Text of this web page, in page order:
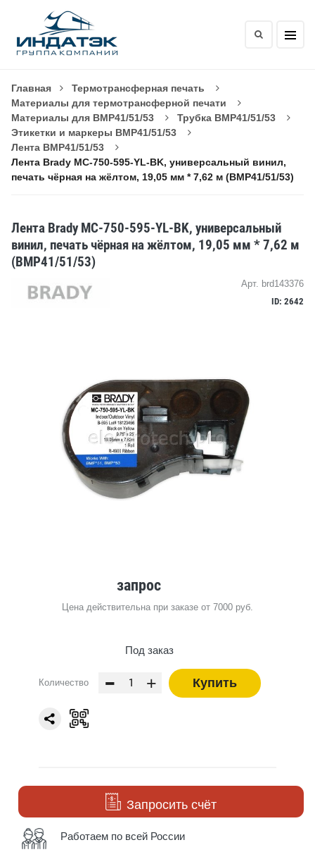
Главная
Термотрансферная печать
Материалы для термотрансферной печати
Материалы для BMP41/51/53
Трубка BMP41/51/53
Этикетки и маркеры BMP41/51/53
Лента BMP41/51/53
Лента Brady MC-750-595-YL-BK, универсальный винил,
печать чёрная на жёлтом, 19,05 мм * 7,62 м (BMP41/51/53)
Лента Brady MC-750-595-YL-BK, универсальный
винил, печать чёрная на жёлтом, 19,05 мм * 7,62 м
(BMP41/51/53)
Арт. brd143376
ID: 2642
запрос
Цена действительна при заказе от 7000 руб.
Под заказ
Количество - + Купить
Запросить счёт
Работаем по всей России